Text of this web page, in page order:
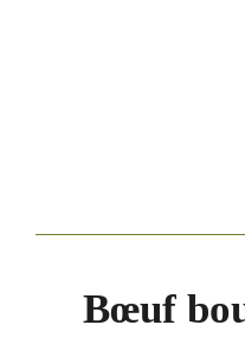
Bœuf